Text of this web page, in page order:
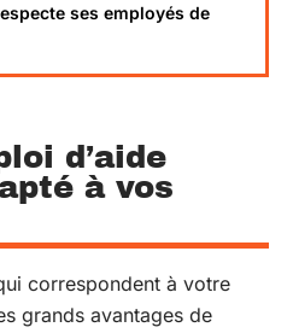
ses employés de
d’aide
à vos
correspondent à votre
grands avantages de